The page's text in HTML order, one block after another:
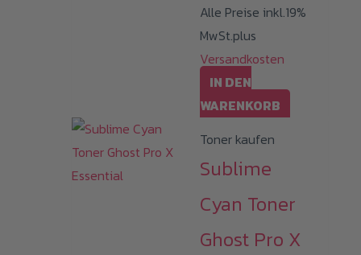
Alle Preise inkl.19%
MwSt.plus
Versandkosten
IN DEN
WARENKORB
Toner kaufen
Sublime
Cyan Toner
Ghost Pro X